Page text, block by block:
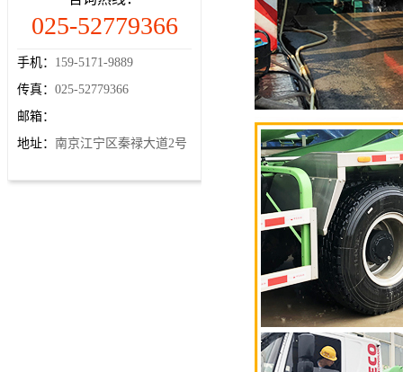
025-52779366
手机： 159-5171-9889
传真： 025-52779366
邮箱：
地址： 南京江宁区秦禄大道2号